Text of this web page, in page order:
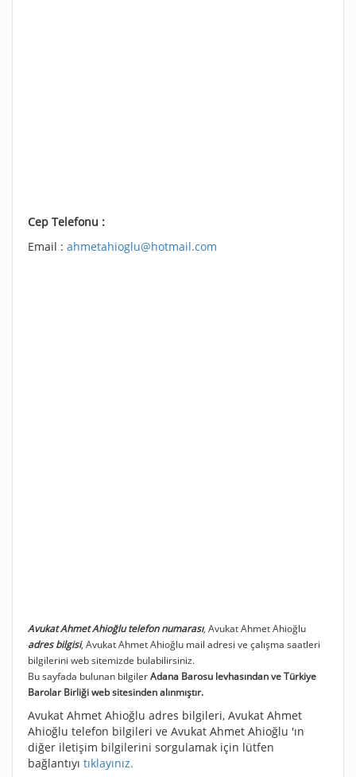
Cep Telefonu :
Email : ahmetahioglu@hotmail.com
Avukat Ahmet Ahioğlu telefon numarası, Avukat Ahmet Ahioğlu
adres bilgisi, Avukat Ahmet Ahioğlu mail adresi ve çalışma saatleri
bilgilerini web sitemizde bulabilirsiniz.
Bu sayfada bulunan bilgilerAdana Barosu levhasından ve Türkiye
Barolar Birliği web sitesinden alınmıştır.
Avukat Ahmet Ahioğlu adres bilgileri, Avukat Ahmet
Ahioğlu telefon bilgileri ve Avukat Ahmet Ahioğlu 'ın
diğer iletişim bilgilerini sorgulamak için lütfen
bağlantıyı tıklayınız.